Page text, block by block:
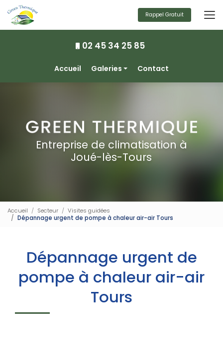
au
contenu
principal
02 45 34 25 85
Accueil
Galeries
Ventilation
Photovoltaïque
Contact
Rappel Gratuit
Entreprise de climatisation à
Joué-lès-Tours
Accueil Secteur
Visites guidées
Dépannage urgent de pompe à chaleur air-air Tours
Dépannage urgent de
pompe à chaleur air-air
Tours